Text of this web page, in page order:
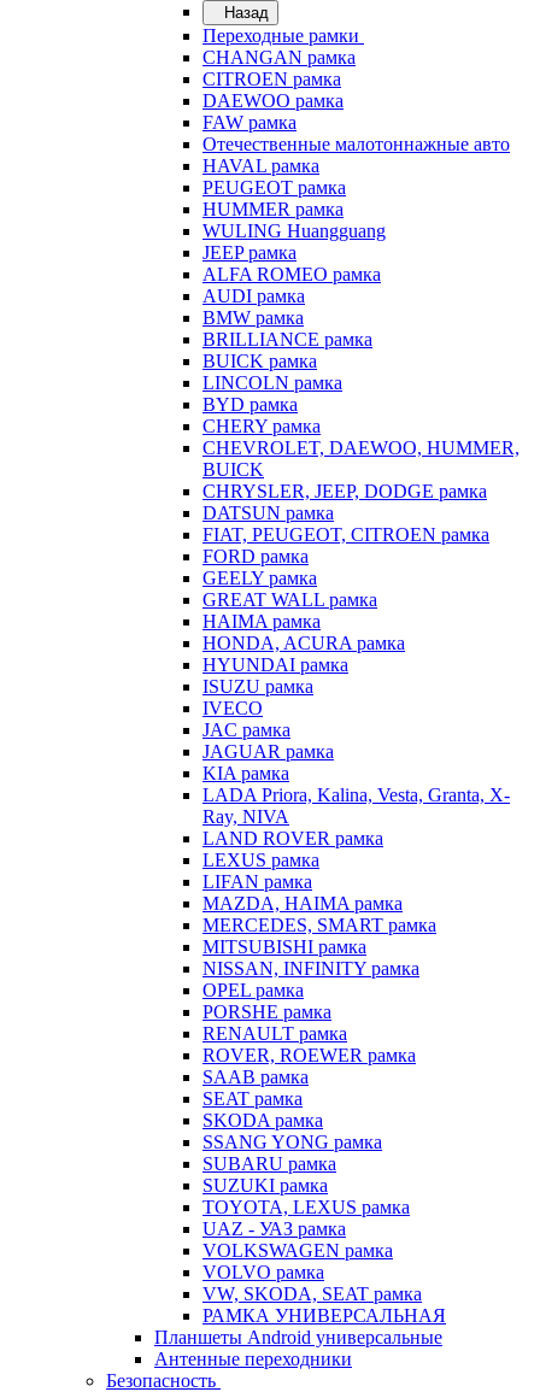
Назад
Переходные рамки
CHANGAN рамка
CITROEN рамка
DAEWOO рамка
FAW рамка
Отечественные малотоннажные авто
HAVAL рамка
PEUGEOT рамка
HUMMER рамка
WULING Huangguang
JEEP рамка
ALFA ROMEO рамка
AUDI рамка
BMW рамка
BRILLIANCE рамка
BUICK рамка
LINCOLN рамка
BYD рамка
CHERY рамка
CHEVROLET, DAEWOO, HUMMER,
BUICK
CHRYSLER, JEEP, DODGE рамка
DATSUN рамка
FIAT, PEUGEOT, CITROEN рамка
FORD рамка
GEELY рамка
GREAT WALL рамка
HAIMA рамка
HONDA, ACURA рамка
HYUNDAI рамка
ISUZU рамка
IVECO
JAC рамка
JAGUAR рамка
KIA рамка
LADA Priora, Kalina, Vesta, Granta, X-
Ray, NIVA
LAND ROVER рамка
LEXUS рамка
LIFAN рамка
MAZDA, HAIMA рамка
MERCEDES, SMART рамка
MITSUBISHI рамка
NISSAN, INFINITY рамка
OPEL рамка
PORSHE рамка
RENAULT рамка
ROVER, ROEWER рамка
SAAB рамка
SEAT рамка
SKODA рамка
SSANG YONG рамка
SUBARU рамка
SUZUKI рамка
TOYOTA, LEXUS рамка
UAZ - УАЗ рамка
VOLKSWAGEN рамка
VOLVO рамка
VW, SKODA, SEAT рамка
РАМКА УНИВЕРСАЛЬНАЯ
Планшеты Android универсальные
Антенные переходники
Безопасность